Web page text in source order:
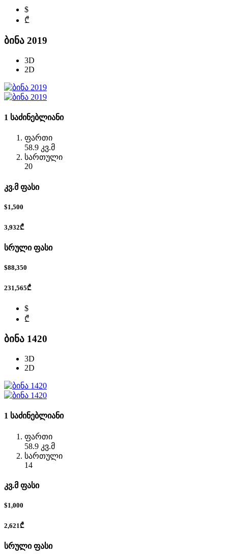
$
₾
ბინა 2019
3D
2D
1 საძინებლიანი
ფართი
58.9 კვ.მ
სართული
20
კვ.მ ფასი
$1,500
3,932₾
სრული ფასი
$88,350
231,565₾
$
₾
ბინა 1420
3D
2D
1 საძინებლიანი
ფართი
58.9 კვ.მ
სართული
14
კვ.მ ფასი
$1,000
2,621₾
სრული ფასი